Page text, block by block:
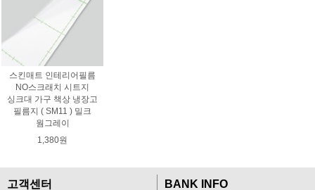
스킨매트 인테리어필름
NO스크래치 시트지
싱크대 가구 책상 냉장고
필름지 ( SM11 ) 밀크
웜그레이
1,380원
고객센터 BANK INFO